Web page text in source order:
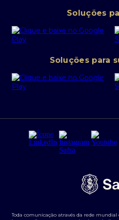
Canal de denúncias
Política de Segurança
Portal da Privacidade
PRSAC
Regras e Parâmetros de
Segurança da Informação
Tarifas e serviços Pessoa Física
Transparência de remuneração
Abra sua conta PJ
SafraPay
Cartão Safra Empresas
Empréstimo e financiamentos
Derivativos
Agronegócios
Soluções
Soluções para
Toda comunicação através da rede